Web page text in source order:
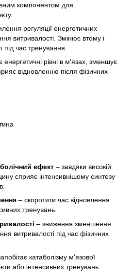
компонентом для
регуляції енергетичних
витривалості. Змінює втому і
під час тренування.
енергетичні рівні в м'язах, зменшує
відновленню після фізичних
ефект – завдяки високій
сприяє інтенсивнішому синтезу
– скоротити час відновлення
тренувань.
– зниження зменшення
витривалості під час фізичних
катаболізму м'язової
або інтенсивних тренувань.